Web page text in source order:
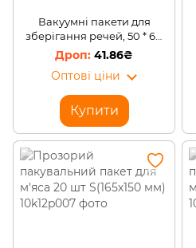
Вакуумні пакети для
зберігання речей, 50 * 60
см (1шт.) (V-S)
41.86₴
Оптові ціни
Купити